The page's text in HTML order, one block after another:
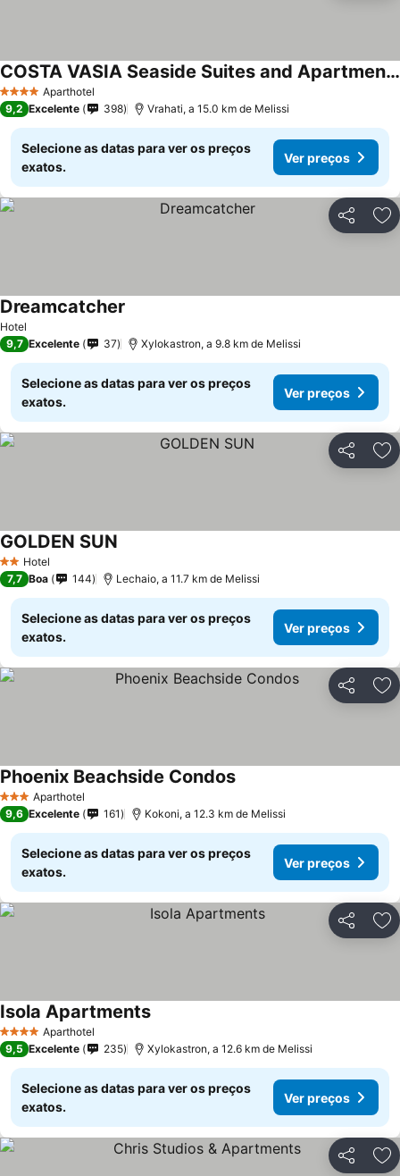
4 EstrelasAparthotel
COSTA VASIA Seaside Suites and Apartments
9,2 Excelente 398 Vrahati, a 15.0 km de Melissi
Selecione as datas para ver os preços
exatos.
Ver preços
Partilhar
Hotel
Dreamcatcher
9,7 Excelente 37 Xylokastron, a 9.8 km de Melissi
Selecione as datas para ver os preços
exatos.
Ver preços
Partilhar
2 Estrelas
Hotel
GOLDEN SUN
7,7 Boa 144 Lechaio, a 11.7 km de Melissi
Selecione as datas para ver os preços
exatos.
Ver preços
Partilhar
3 EstrelasAparthotel
Phoenix Beachside Condos
9,6 Excelente 161 Kokoni, a 12.3 km de Melissi
Selecione as datas para ver os preços
exatos.
Ver preços
Partilhar
4 EstrelasAparthotel
Isola Apartments
9,5 Excelente 235 Xylokastron, a 12.6 km de Melissi
Selecione as datas para ver os preços
exatos.
Ver preços
Partilhar